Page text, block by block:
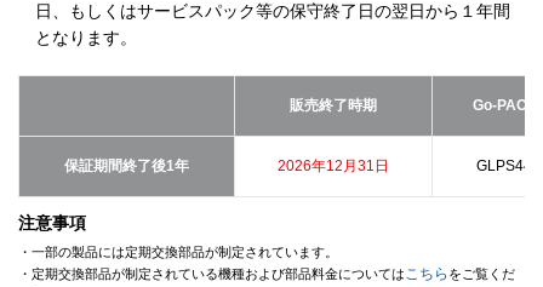
日、もしくはサービスパック等の保守終了日の翌日から１年間
となります。
販売終了時期 Go-PACK
保証期間終了後1年 2026年12月31日
注意事項
・一部の製品には定期交換部品が制定されています。
・定期交換部品が制定されている機種および部品料金についてはこちら をご覧くだ